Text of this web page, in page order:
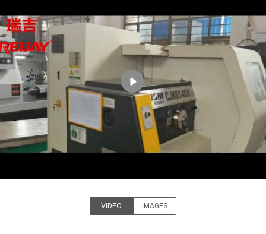
KONTROL
KUALITAS
HUBUNGI
KAMI
BERITA
PERMINTAAN
PENAWARANVIDEO IMAGES